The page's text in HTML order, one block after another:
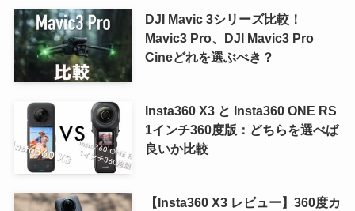
DJI Mavic 3シリーズ比較！
Mavic3 Pro、DJI Mavic3 Pro
Cineどれを選ぶべき？
Insta360 X3 と Insta360 ONE RS
1インチ360度版：どちらを選べば
良いか比較
【Insta360 X3 レビュー】360度カ